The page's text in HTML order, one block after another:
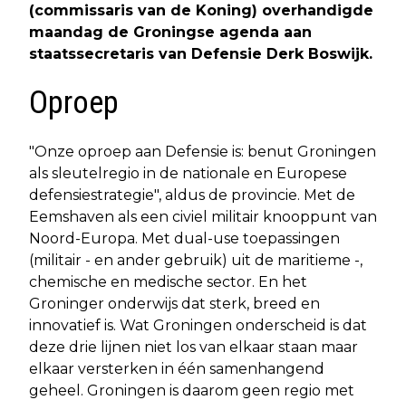
(commissaris van de Koning) overhandigde
maandag de Groningse agenda aan
staatssecretaris van Defensie Derk Boswijk.
Oproep
"Onze oproep aan Defensie is: benut Groningen
als sleutelregio in de nationale en Europese
defensiestrategie", aldus de provincie. Met de
Eemshaven als een civiel militair knooppunt van
Noord-Europa. Met dual-use toepassingen
(militair - en ander gebruik) uit de maritieme -,
chemische en medische sector. En het
Groninger onderwijs dat sterk, breed en
innovatief is. Wat Groningen onderscheid is dat
deze drie lijnen niet los van elkaar staan maar
elkaar versterken in één samenhangend
geheel. Groningen is daarom geen regio met